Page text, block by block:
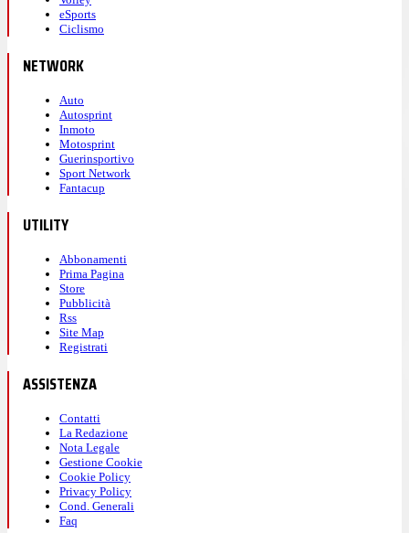
eSports
Ciclismo
NETWORK
Auto
Autosprint
Inmoto
Motosprint
Guerinsportivo
Sport Network
Fantacup
UTILITY
Abbonamenti
Prima Pagina
Store
Pubblicità
Rss
Site Map
Registrati
ASSISTENZA
Contatti
La Redazione
Nota Legale
Gestione Cookie
Cookie Policy
Privacy Policy
Cond. Generali
Faq